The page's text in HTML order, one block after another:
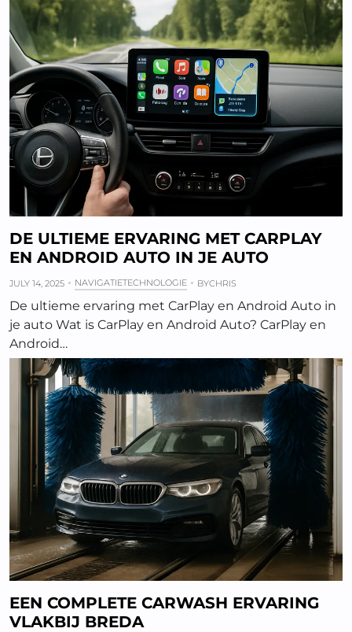
DE ULTIEME ERVARING MET CARPLAY
EN ANDROID AUTO IN JE AUTO
JULY 14, 2025 NAVIGATIETECHNOLOGIE BYCHRIS
De ultieme ervaring met CarPlay en Android Auto in
je auto Wat is CarPlay en Android Auto? CarPlay en
Android…
EEN COMPLETE CARWASH ERVARING
VLAKBIJ BREDA